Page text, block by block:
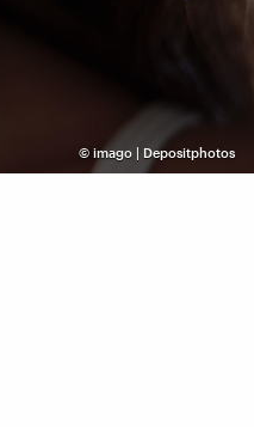
© imago | Depositphotos